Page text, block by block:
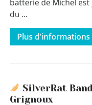
batterie de Michel
du ...
Plus d'informations
SilverRat
Grignoux